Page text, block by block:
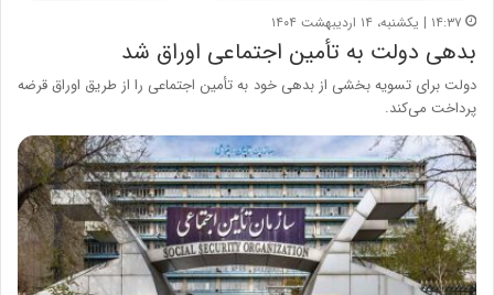
۱۴:۳۷ | یکشنبه، ۱۴ اردیبهشت ۱۴۰۴
بدهی دولت به تأمین اجتماعی اوراق شد
دولت برای تسویه بخشی از بدهی خود به تأمین اجتماعی را از طریق اوراق قرضه
پرداخت می‌کند.